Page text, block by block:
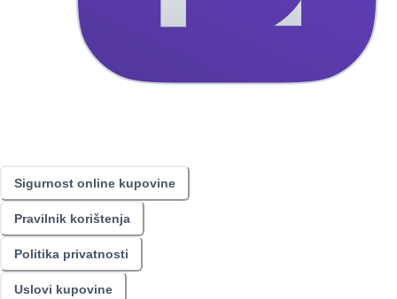
Sigurnost online kupovine
Pravilnik korištenja
Politika privatnosti
Uslovi kupovine